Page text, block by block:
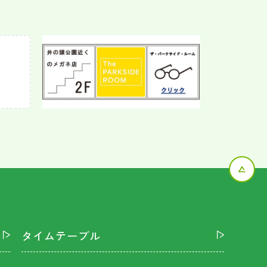
タイムテーブル